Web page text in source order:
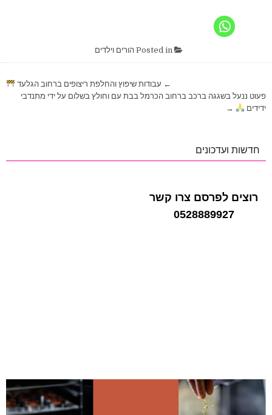
הורים וילדים
← עבודות שיפוץ והחלפת ריצופים ברחוב הגלעד
פעוט ננעל בשגגה ברכב ברחוב הכרמל בבת עם וחולץ בשלום על ידי מתנדבי
ידידים
→
חדשות ועדכונים
רוצים לפרסם צרו קשר
0528889927